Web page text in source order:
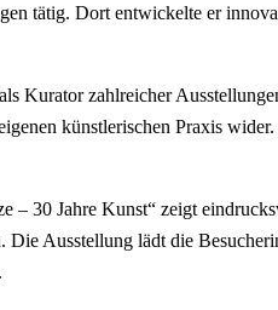
tätig. Dort entwickelte er
Kurator zahlreicher
künstlerischen Praxis
– 30 Jahre Kunst“ zeigt
Die Ausstellung lädt die